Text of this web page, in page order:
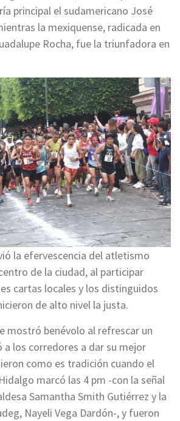
principal el sudamericano José
la mexiquense, radicada en
Rocha, fue la triunfadora en
la efervescencia del atletismo
de la ciudad, al participar
cartas locales y los distinguidos
de alto nivel la justa.
mostró benévolo al refrescar un
a los corredores a dar su mejor
como es tradición cuando el
marcó las 4 pm -con la señal
Samantha Smith Gutiérrez y la
Nayeli Vega Dardón-, y fueron